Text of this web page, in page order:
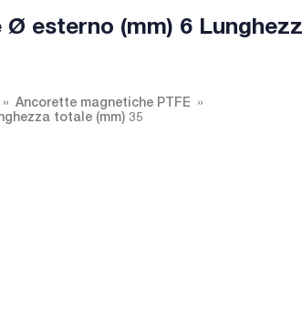
esterno (mm) 6
Ancorette magnetiche PTFE
totale (mm) 35